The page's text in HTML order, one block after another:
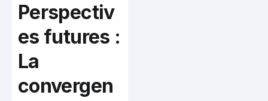
Perspectiv
es futures :
La
convergen